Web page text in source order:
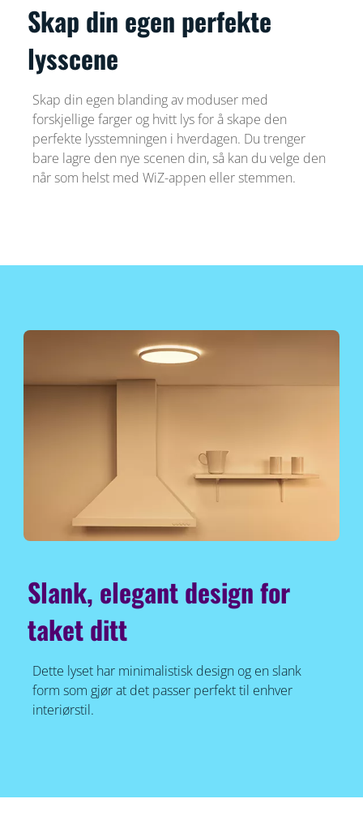
Skap din egen perfekte
lysscene
Skap din egen blanding av moduser med
forskjellige farger og hvitt lys for å skape den
perfekte lysstemningen i hverdagen. Du trenger
bare lagre den nye scenen din, så kan du velge den
når som helst med WiZ-appen eller stemmen.
Slank, elegant design for
taket ditt
Dette lyset har minimalistisk design og en slank
form som gjør at det passer perfekt til enhver
interiørstil.